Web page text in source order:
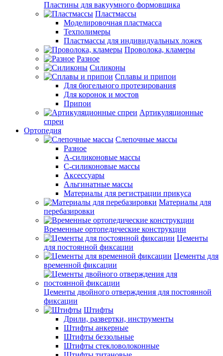
Пластины для вакуумного формовщика
Пластмассы
Моделировочная пластмасса
Техполимеры
Пластмассы для индивидуальных ложек
Проволока, кламеры
Разное
Силиконы
Сплавы и припои
Для бюгельного протезирования
Для коронок и мостов
Припои
Артикуляционные
спреи
Ортопедия
Слепочные массы
Разное
А-силиконовые массы
С-силиконовые массы
Аксессуары
Альгинатные массы
Материалы для регистрации прикуса
Материалы для
перебазировки
Временные ортопедические конструкции
Цементы
для постоянной фиксации
Цементы для
временной фиксации
Цементы двойного отверждения для постоянной
фиксации
Штифты
Дрили, развертки, инструменты
Штифты анкерные
Штифты беззольные
Штифты стекловолоконные